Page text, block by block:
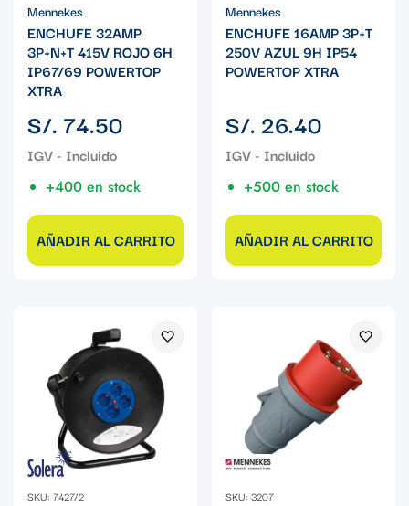
Mennekes
ENCHUFE 32AMP
3P+N+T 415V ROJO 6H
IP67/69 POWERTOP
XTRA
Precio
regular
S/. 74.50
+400 en stock
AÑADIR AL CARRITO
Mennekes
ENCHUFE 16AMP 3P+T
250V AZUL 9H IP54
POWERTOP XTRA
Precio
regular
S/. 26.40
+500 en stock
AÑADIR AL CARRITO
SKU: 7427/2 SKU: 3207